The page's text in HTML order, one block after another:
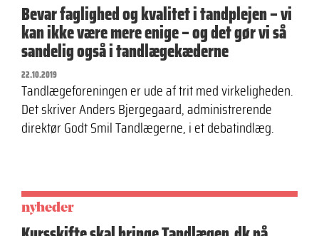
Bevar faglighed og kvalitet i tandplejen – vi
kan ikke være mere enige – og det gør vi så
sandelig også i tandlægekæderne
22.10.2019
Tandlægeforeningen er ude af trit med virkeligheden.
Det skriver Anders Bjergegaard, administrerende
direktør Godt Smil Tandlægerne, i et debatindlæg.
nyheder